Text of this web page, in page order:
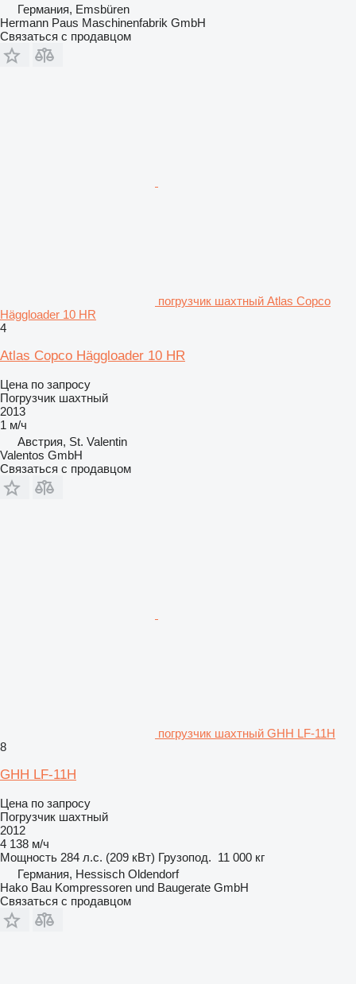
Германия, Emsbüren
Hermann Paus Maschinenfabrik GmbH
Связаться с продавцом
погрузчик шахтный Atlas Copco
Häggloader 10 HR
4
Atlas Copco Häggloader 10 HR
Цена по запросу
Погрузчик шахтный
2013
1 м/ч
Австрия, St. Valentin
Valentos GmbH
Связаться с продавцом
погрузчик шахтный GHH LF-11H
8
GHH LF-11H
Цена по запросу
Погрузчик шахтный
2012
4 138 м/ч
Мощность 284 л.с. (209 кВт) Грузопод. 11 000 кг
Германия, Hessisch Oldendorf
Hako Bau Kompressoren und Baugerate GmbH
Связаться с продавцом